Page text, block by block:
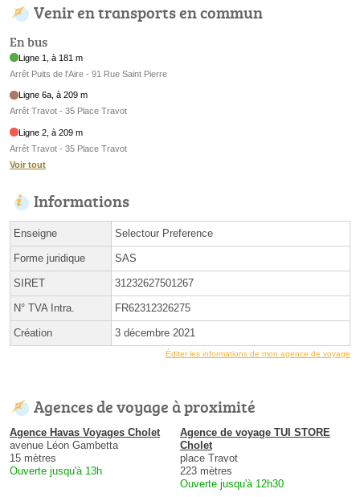
Venir en transports en commun
En bus
Ligne 1, à 181 m
Arrêt Puits de l'Aire - 91 Rue Saint Pierre
Ligne 6a, à 209 m
Arrêt Travot - 35 Place Travot
Ligne 2, à 209 m
Arrêt Travot - 35 Place Travot
Voir tout
Informations
Enseigne Selectour Preference
Forme juridique SAS
SIRET 31232627501267
N° TVA Intra. FR62312326275
Création 3 décembre 2021
Éditer les informations de mon agence de voyage
Agences de voyage à proximité
Agence Havas Voyages Cholet
avenue Léon Gambetta
15 mètres
Ouverte jusqu'à 13h
Agence de voyage TUI STORE
Cholet
place Travot
223 mètres
Ouverte jusqu'à 12h30